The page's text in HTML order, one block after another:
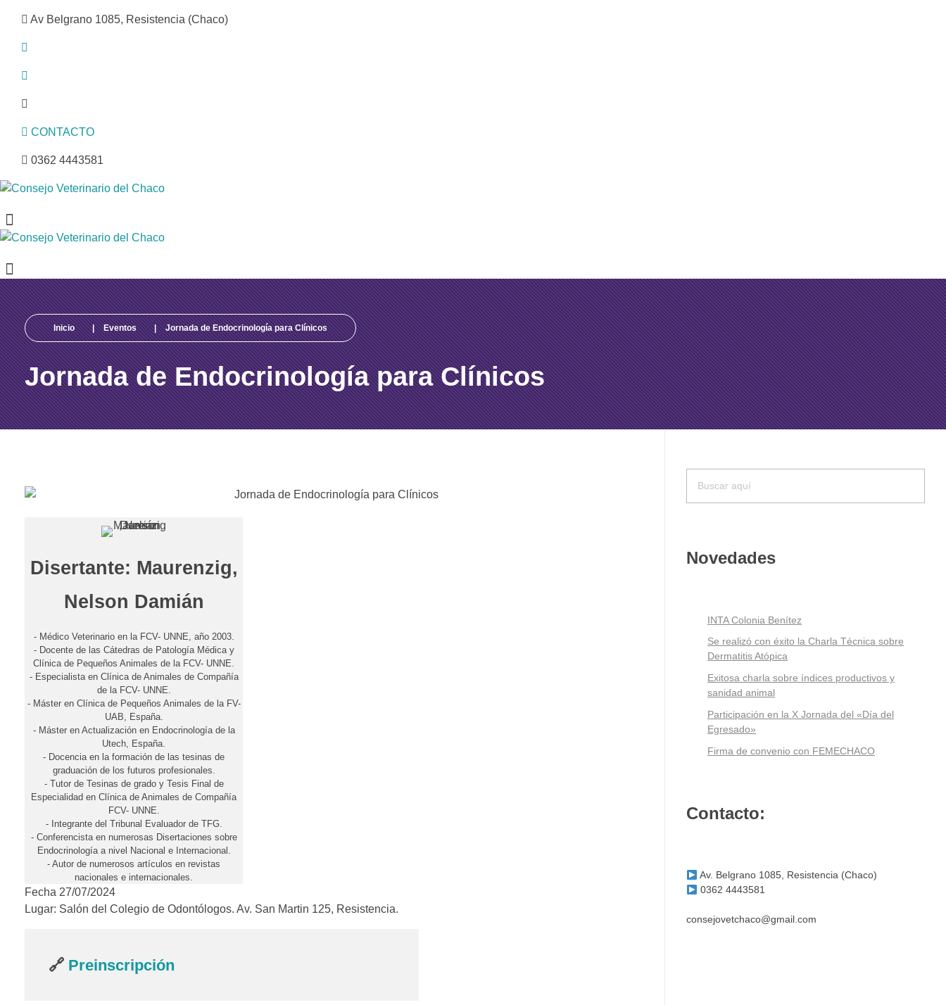
Av Belgrano 1085, Resistencia (Chaco)
CONTACTO
0362 4443581
Inicio | Eventos | Jornada de Endocrinología para Clínicos
Jornada de Endocrinología para Clínicos
J
n
d
a
o
r
Disertante: Maurenzig,
Nelson Damián
- Médico Veterinario en la FCV- UNNE, año 2003.
- Docente de las Cátedras de Patología Médica y
Clínica de Pequeños Animales de la FCV- UNNE.
- Especialista en Clínica de Animales de Compañía
de la FCV- UNNE.
- Máster en Clínica de Pequeños Animales de la FV-
UAB, España.
- Máster en Actualización en Endocrinología de la
Utech, España.
- Docencia en la formación de las tesinas de
graduación de los futuros profesionales.
- Tutor de Tesinas de grado y Tesis Final de
Especialidad en Clínica de Animales de Compañía
FCV- UNNE.
- Integrante del Tribunal Evaluador de TFG.
- Conferencista en numerosas Disertaciones sobre
Endocrinología a nivel Nacional e Internacional.
- Autor de numerosos artículos en revistas
nacionales e internacionales.
Fecha 27/07/2024
Lugar: Salón del Colegio de Odontólogos. Av. San Martin 125, Resistencia.
🔗 Preinscripción
Novedades
INTA Colonia Benítez
Se realizó con éxito la Charla Técnica sobre
Dermatitis Atópica
Exitosa charla sobre índices productivos y
sanidad animal
Participación en la X Jornada del «Día del
Egresado»
Firma de convenio con FEMECHACO
Contacto:
Av. Belgrano 1085, Resistencia (Chaco)
0362 4443581
consejovetchaco@gmail.com